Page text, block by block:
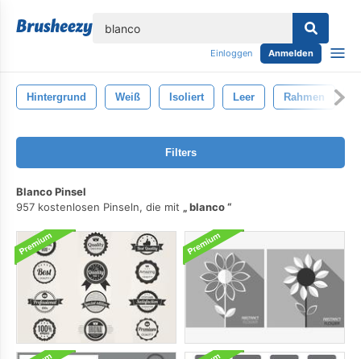
Einloggen Anmelden
Hintergrund Weiß Isoliert Leer Rahmen
Filters
Blanco Pinsel
957 kostenlosen Pinseln, die mit
blanco